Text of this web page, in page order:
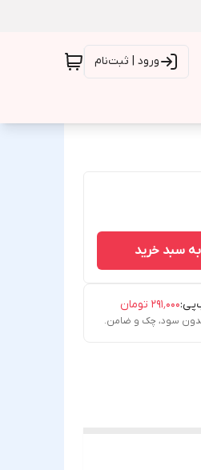
ورود | ثبت‌نام
سبد خرید
۲۹۱٬۰۰۰ تومان